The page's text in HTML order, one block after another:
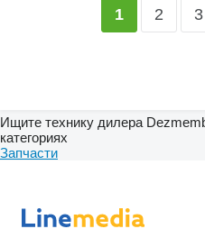
1 2 3
Ищите технику дилера
категориях
Запчасти